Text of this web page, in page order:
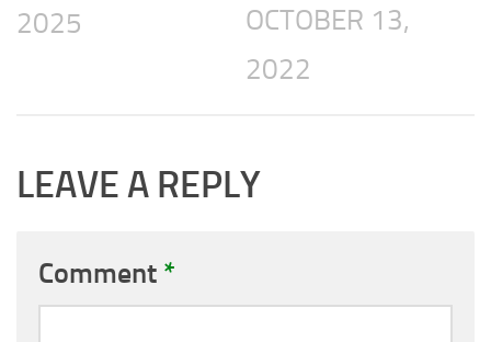
2025
OCTOBER 13,
2022
LEAVE A REPLY
Comment *